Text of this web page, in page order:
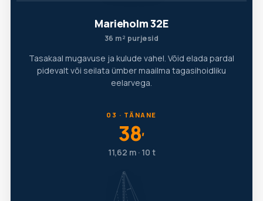
Marieholm 32E
36 m² purjesid
Tasakaal mugavuse ja kulude vahel. Võid elada pardal
pidevalt või seilata ümber maailma tagasihoidliku
eelarvega.
03 · TÄNANE
38′
11,62 m · 10 t